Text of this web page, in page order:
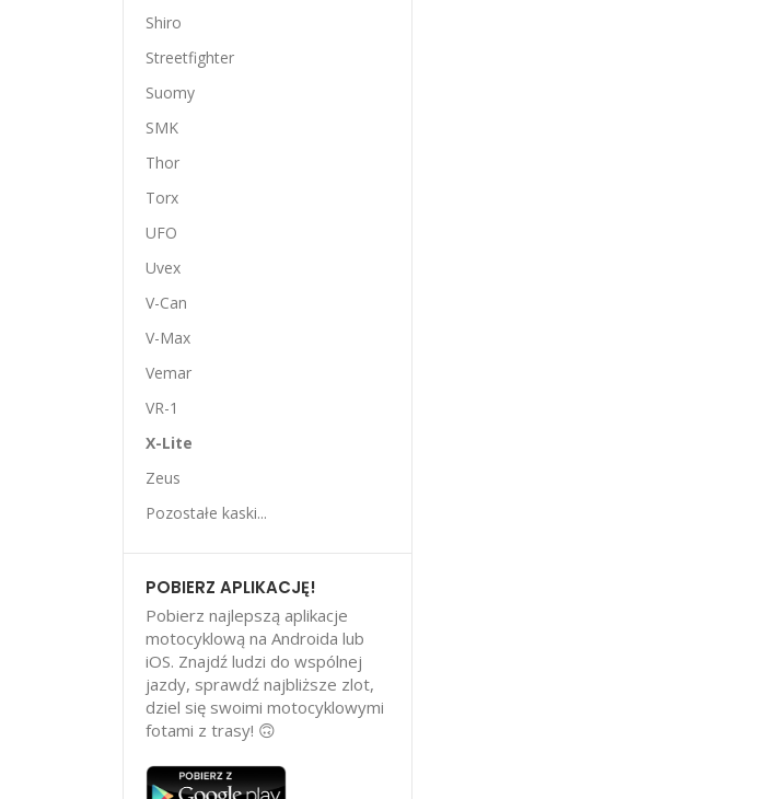
Shiro
Streetfighter
Suomy
SMK
Thor
Torx
UFO
Uvex
V-Can
V-Max
Vemar
VR-1
X-Lite
Zeus
Pozostałe kaski...
POBIERZ APLIKACJĘ!
Pobierz najlepszą aplikacje
motocyklową na Androida lub
iOS. Znajdź ludzi do wspólnej
jazdy, sprawdź najbliższe zlot,
dziel się swoimi motocyklowymi
fotami z trasy! 🙃